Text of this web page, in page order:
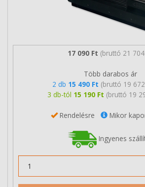
17 090 Ft (bruttó 21 704
Több darabos ár
2 db 15 490 Ft (bruttó 19
3 db-tól 15 190 Ft (bruttó 19
Rendelésre Mikor
Ingyenes